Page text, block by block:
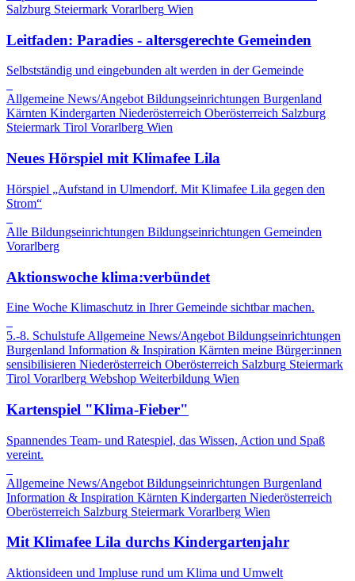
Salzburg Steiermark Vorarlberg Wien
Leitfaden: Paradies - altersgerechte Gemeinden
Selbstständig und eingebunden alt werden in der Gemeinde
Allgemeine News/Angebot Bildungseinrichtungen Burgenland
Kärnten Kindergarten Niederösterreich Oberösterreich Salzburg
Steiermark Tirol Vorarlberg Wien
Neues Hörspiel mit Klimafee Lila
Hörspiel „Aufstand in Ulmendorf. Mit Klimafee Lila gegen den
Strom“
Alle Bildungseinrichtungen Bildungseinrichtungen Gemeinden
Vorarlberg
Aktionswoche klima:verbündet
Eine Woche Klimaschutz in Ihrer Gemeinde sichtbar machen.
5.-8. Schulstufe Allgemeine News/Angebot Bildungseinrichtungen
Burgenland Information & Inspiration Kärnten meine Bürger:innen
sensibilisieren Niederösterreich Oberösterreich Salzburg Steiermark
Tirol Vorarlberg Webshop Weiterbildung Wien
Kartenspiel "Klima-Fieber"
Spannendes Team- und Ratespiel, das Wissen, Action und Spaß
vereint.
Allgemeine News/Angebot Bildungseinrichtungen Burgenland
Information & Inspiration Kärnten Kindergarten Niederösterreich
Oberösterreich Salzburg Steiermark Vorarlberg Wien
Mit Klimafee Lila durchs Kindergartenjahr
Aktionsideen und Impluse rund um Klima und Umwelt